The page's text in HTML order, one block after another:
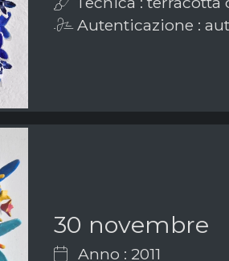
Autenticazione :
30 novembre
Anno : 2011